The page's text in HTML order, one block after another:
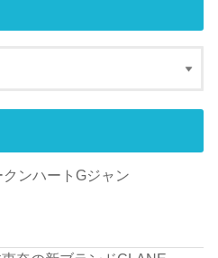
ンハートGジャン